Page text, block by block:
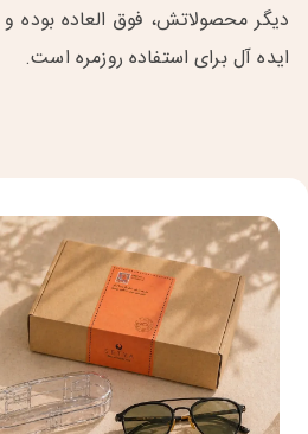
ایده آل برای استفاده روزمره است.